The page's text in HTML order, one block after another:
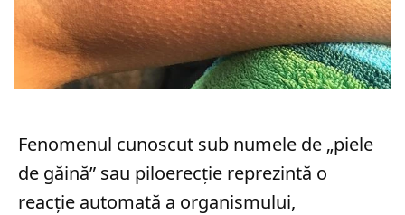
Fenomenul cunoscut sub numele de „piele
de găină” sau piloerecție reprezintă o
reacție automată a organismului,